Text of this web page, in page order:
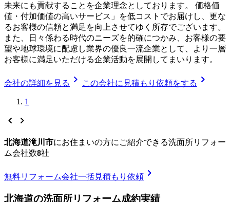
未来にも貢献することを企業理念としております。 価格価
値・付加価値の高いサービス」を低コストでお届けし、更な
るお客様の信頼と満足を向上させてゆく所存でございます。
また、日々係わる時代のニーズを的確につかみ、お客様の要
望や地球環境に配慮し業界の優良一流企業として、より一層
お客様に満足いただける企業活動を展開してまいります。
会社の詳細を見る chevron_right この会社に見積もり依頼をする chevron_right
1
chevron_left chevron_right
北海道滝川市にお住まいの方にご紹介できる洗面所リフォー
ム会社数8社
無料リフォーム会社一括見積もり依頼 chevron_right
北海道の洗面所リフォーム成約実績